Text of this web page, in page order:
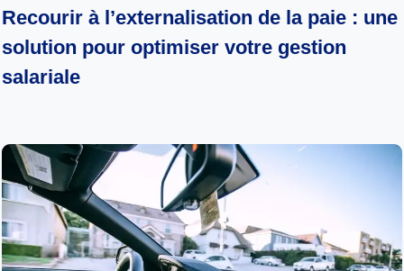
Recourir à l’externalisation de la paie : une
solution pour optimiser votre gestion
salariale